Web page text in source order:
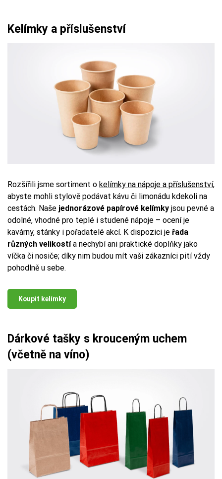
Kelímky a příslušenství
Rozšířili jsme sortiment o kelímky na nápoje a příslušenství,
abyste mohli stylově podávat kávu či limonádu kdekoli na
cestách. Naše jednorázové papírové kelímky jsou pevné a
odolné, vhodné pro teplé i studené nápoje – ocení je
kavárny, stánky i pořadatelé akcí. K dispozici je řada
různých velikostía nechybí ani praktické doplňky jako
víčka či nosiče; díky nim budou mít vaši zákazníci pití vždy
pohodlně u sebe.
Koupit kelímky
Dárkové tašky s krouceným uchem
(včetně na víno)